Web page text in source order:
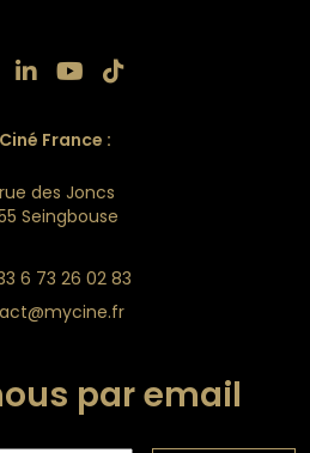
France :
des Joncs
Seingbouse
6 73 26 02 83
par email